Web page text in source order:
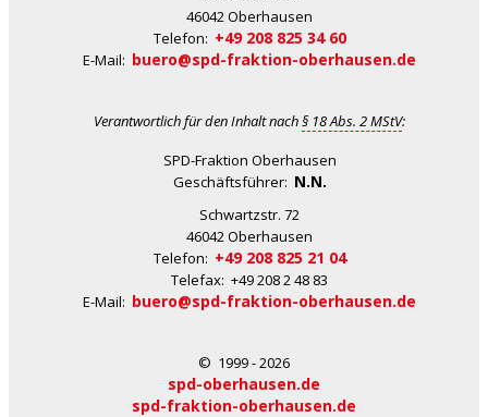
46042 Oberhausen
Telefon: +49 208 825 34 60
E-Mail: buero@spd-fraktion-oberhausen.de
Verantwortlich für den Inhalt nach§ 18 Abs. 2 MStV:
SPD-Fraktion Oberhausen
Geschäftsführer: N.N.
Schwartzstr. 72
46042 Oberhausen
Telefon: +49 208 825 21 04
Telefax: +49 208 2 48 83
E-Mail: buero@spd-fraktion-oberhausen.de
© 1999 - 2026
spd-oberhausen.de
spd-fraktion-oberhausen.de